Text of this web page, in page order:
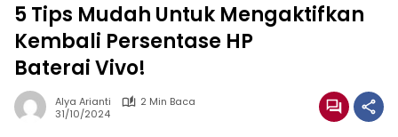
5 Tips Mudah Untuk Mengaktifkan
Kembali Persentase HP
Baterai Vivo!
Alya Arianti
2 Min Baca
31/10/2024